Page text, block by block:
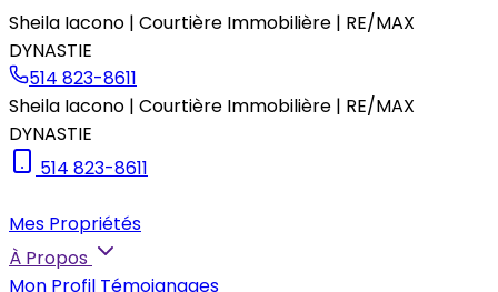
Sheila Iacono | Courtière Immobilière | RE/MAX
DYNASTIE
514 823-8611
Sheila Iacono | Courtière Immobilière | RE/MAX
DYNASTIE
514 823-8611
Mes Propriétés
À Propos
Mon Profil Témoignages